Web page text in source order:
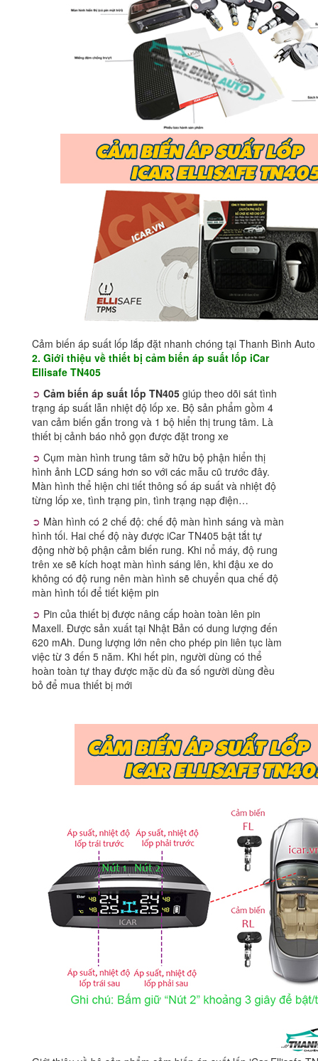
Cảm biến áp suất lốp lắp đặt nhanh chóng tại Thanh Bình
2. Giới thiệu về thiết bị cảm biến áp suất lốp iCar
Ellisafe TN405
➲ Cảm biến áp suất lốp TN405 giúp theo dõi sát tình
trạng áp suất lẫn nhiệt độ lốp xe. Bộ sản phẩm gồm 4
van cảm biến gắn trong và 1 bộ hiển thị trung tâm. Là
thiết bị cảnh báo nhỏ gọn được đặt trong xe
➲ Cụm màn hình trung tâm sở hữu bộ phận hiển thị
hình ảnh LCD sáng hơn so với các mẫu cũ trước đây.
Màn hình thể hiện chi tiết thông số áp suất và nhiệt độ
từng lốp xe, tình trạng pin, tình trạng nạp điện…
➲ Màn hình có 2 chế độ: chế độ màn hình sáng và màn
hình tối. Hai chế độ này được iCar TN405 bật tắt tự
động nhờ bộ phận cảm biến rung. Khi nổ máy, độ rung
trên xe sẽ kích hoạt màn hình sáng lên, khi đậu xe do
không có độ rung nên màn hình sẽ chuyển qua chế độ
màn hình tối để tiết kiệm pin
➲ Pin của thiết bị được nâng cấp hoàn toàn lên pin
Maxell. Được sản xuất tại Nhật Bản có dung lượng đến
620 mAh. Dung lượng lớn nên cho phép pin liên tục làm
việc từ 3 đến 5 năm. Khi hết pin, người dùng có thể
hoàn toàn tự thay được mặc dù đa số người dùng đều
bỏ để mua thiết bị mới